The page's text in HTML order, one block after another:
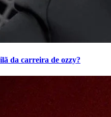
da carreira de ozzy?